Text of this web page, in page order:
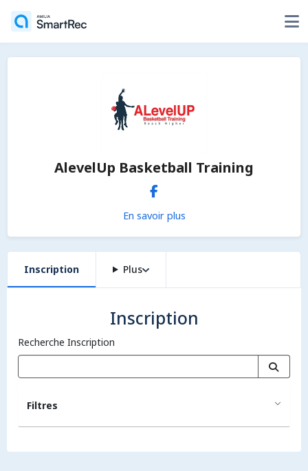
AlevelUp Basketball Training
En savoir plus
Inscription Plus
Inscription
Recherche Inscription
Filtres